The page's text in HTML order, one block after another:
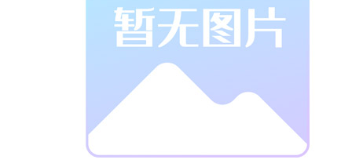
河、潮汐河、
巨洪峡等）表